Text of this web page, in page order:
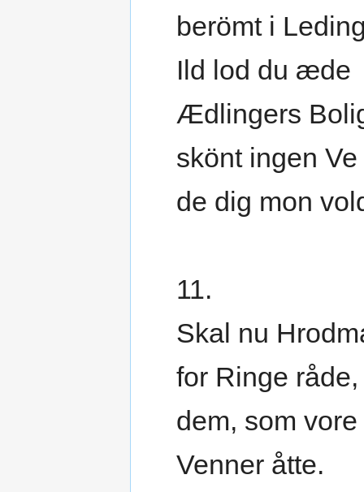
berömt i
Ild lod du æde
Ædlingers
skönt ingen Ve
de dig mon
11.
Skal nu
for Ringe råde,
dem, som vore
Venner åtte.